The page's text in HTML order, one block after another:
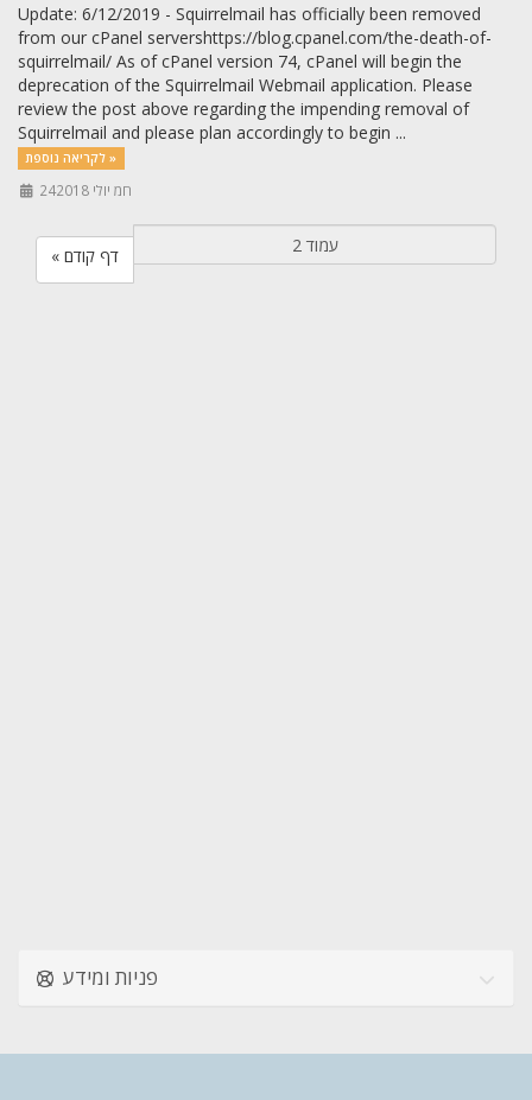
Update: 6/12/2019 - Squirrelmail has officially been removed
from our cPanel servershttps://blog.cpanel.com/the-death-of-
squirrelmail/ As of cPanel version 74, cPanel will begin the
deprecation of the Squirrelmail Webmail application. Please
review the post above regarding the impending removal of
Squirrelmail and please plan accordingly to begin ...
לקריאה נוספת »
24חמ יולי 2018
« דף קודם
פניות ומידע